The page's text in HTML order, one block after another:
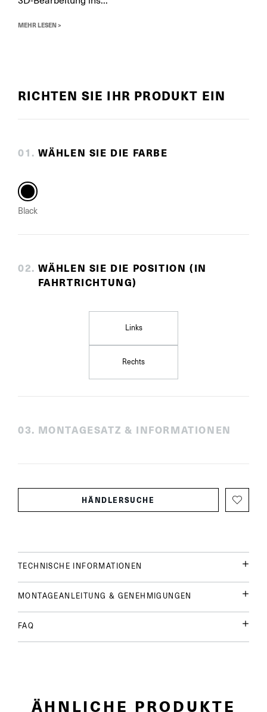
MEHR LESEN >
RICHTEN SIE IHR PRODUKT EIN
01 . WÄHLEN SIE DIE FARBE
Black
02. WÄHLEN SIE DIE POSITION (IN
FAHRTRICHTUNG)
Links
Rechts
03. MONTAGESATZ & INFORMATIONEN
HÄNDLERSUCHE
TECHNISCHE INFORMATIONEN
MONTAGEANLEITUNG & GENEHMIGUNGEN
FAQ
ÄHNLICHE PRODUKTE